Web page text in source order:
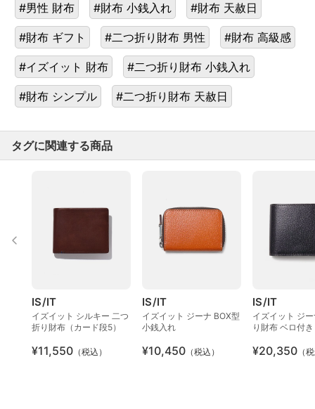
#男性 財布 #財布 小銭入れ #財布 天赦日
#財布 ギフト #二つ折り財布 男性 #財布 高級感
#イズイット 財布 #二つ折り財布 小銭入れ
#財布 シンプル #二つ折り財布 天赦日
タグに関連する商品
IS/IT
イズイット シルキー 二つ
折り財布（カード段5）
¥11,550 （税込）
IS/IT
イズイット ジーナ BOX型
小銭入れ
¥10,450 （税込）
IS/IT
イズイット ジ
り財布 ベロ付
¥20,350 （